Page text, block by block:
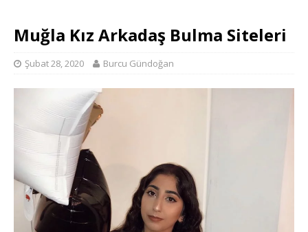
Muğla Kız Arkadaş Bulma Siteleri
Şubat 28, 2020 Burcu Gündoğan